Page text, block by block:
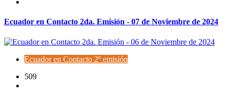
Ecuador en Contacto 2da. Emisión - 07 de Noviembre de 2024
Ecuador en Contacto 2º emisión
509